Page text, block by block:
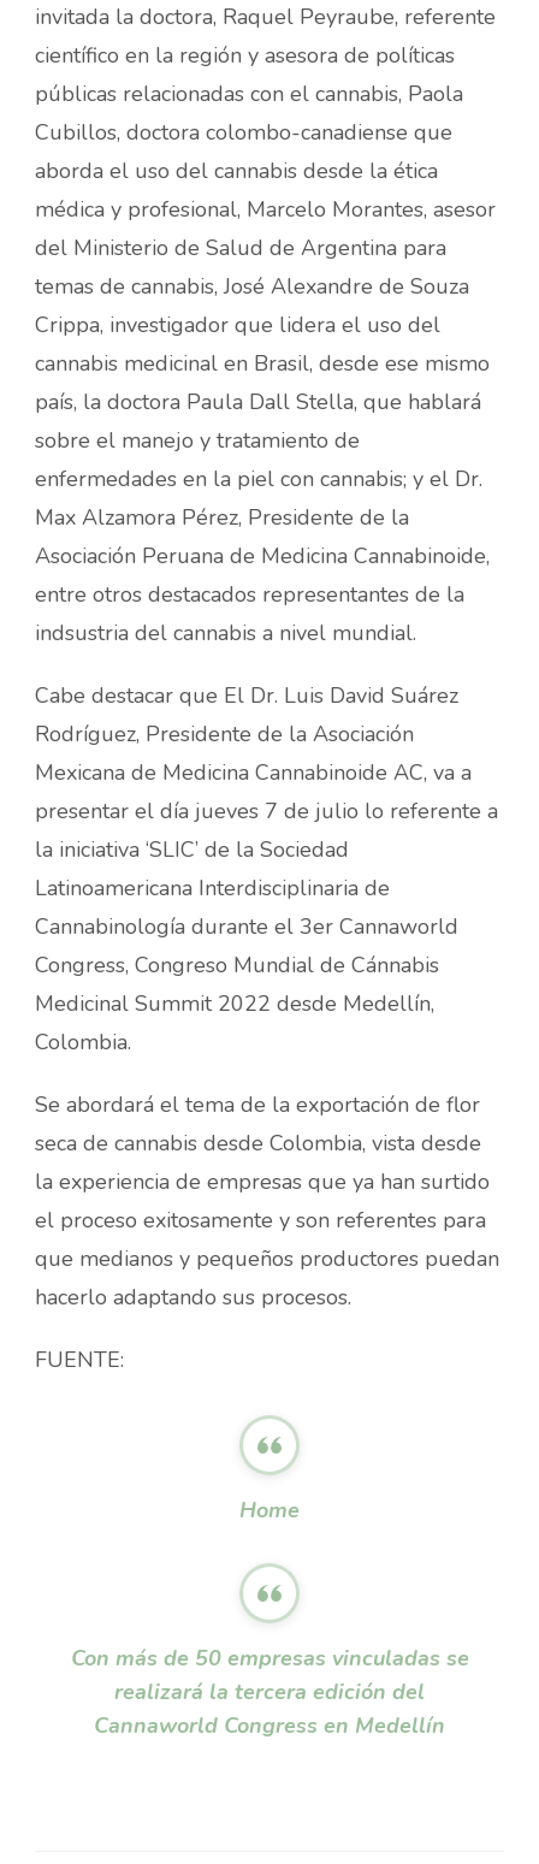
invitada la doctora, Raquel Peyraube, referente
científico en la región y asesora de políticas
públicas relacionadas con el cannabis, Paola
Cubillos, doctora colombo-canadiense que
aborda el uso del cannabis desde la ética
médica y profesional, Marcelo Morantes, asesor
del Ministerio de Salud de Argentina para
temas de cannabis, José Alexandre de Souza
Crippa, investigador que lidera el uso del
cannabis medicinal en Brasil, desde ese mismo
país, la doctora Paula Dall Stella, que hablará
sobre el manejo y tratamiento de
enfermedades en la piel con cannabis; y el Dr.
Max Alzamora Pérez, Presidente de la
Asociación Peruana de Medicina Cannabinoide,
entre otros destacados representantes de la
indsustria del cannabis a nivel mundial.
Cabe destacar que El Dr. Luis David Suárez
Rodríguez, Presidente de la Asociación
Mexicana de Medicina Cannabinoide AC, va a
presentar el día jueves 7 de julio lo referente a
la iniciativa ‘SLIC’ de la Sociedad
Latinoamericana Interdisciplinaria de
Cannabinología durante el 3er Cannaworld
Congress, Congreso Mundial de Cánnabis
Medicinal Summit 2022 desde Medellín,
Colombia.
Se abordará el tema de la exportación de flor
seca de cannabis desde Colombia, vista desde
la experiencia de empresas que ya han surtido
el proceso exitosamente y son referentes para
que medianos y pequeños productores puedan
hacerlo adaptando sus procesos.
FUENTE:
Home
Con más de 50 empresas vinculadas se
realizará la tercera edición del
Cannaworld Congress en Medellín